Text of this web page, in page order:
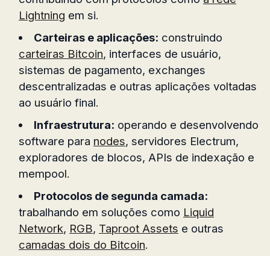
Lightning em si.
Carteiras e aplicações: construindo
carteiras Bitcoin, interfaces de usuário,
sistemas de pagamento, exchanges
descentralizadas e outras aplicações voltadas
ao usuário final.
Infraestrutura: operando e desenvolvendo
software para nodes, servidores Electrum,
exploradores de blocos, APIs de indexação e
mempool.
Protocolos de segunda camada:
trabalhando em soluções como Liquid
Network, RGB, Taproot Assets e outras
camadas dois do Bitcoin.